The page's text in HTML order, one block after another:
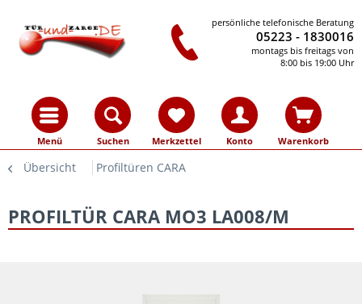
persönliche telefonische Beratung
05223 - 1830016
montags bis freitags von
8:00 bis 19:00 Uhr
Menü Suchen Merkzettel Konto Warenkorb
Übersicht Profiltüren CARA
PROFILTÜR CARA MO3 LA008/M